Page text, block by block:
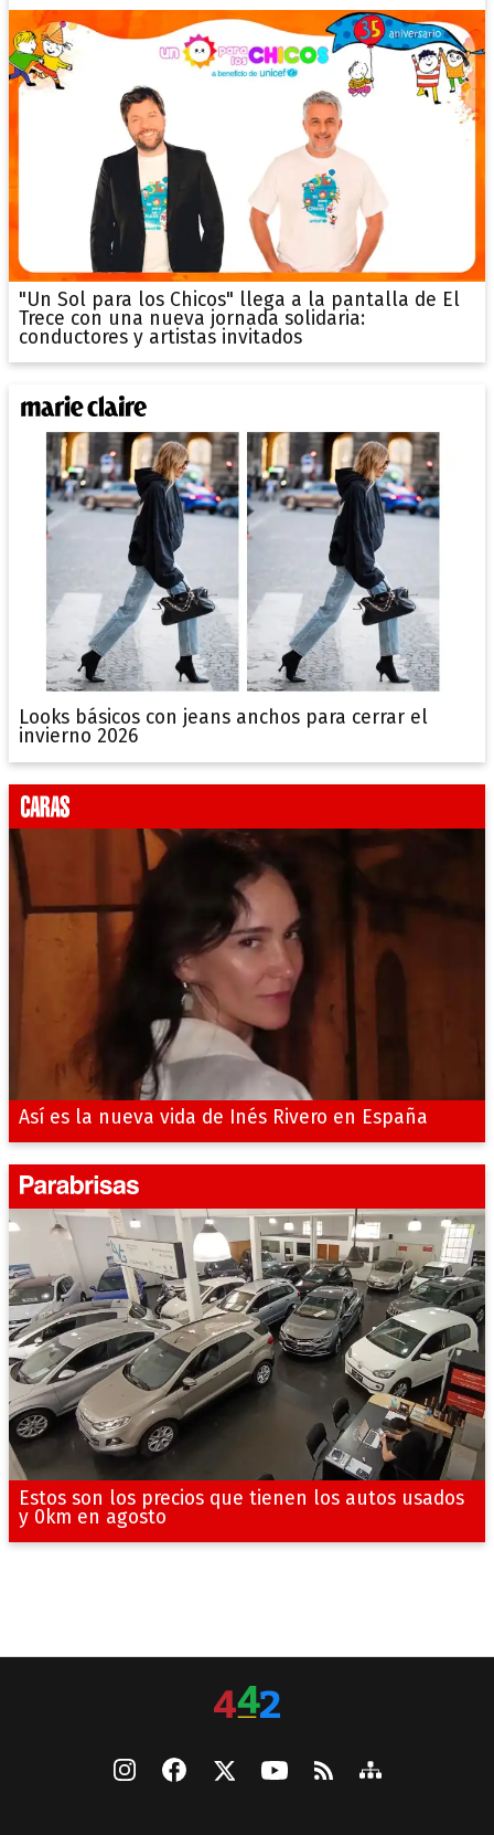
"Un Sol para los Chicos" llega a la pantalla de El
Trece con una nueva jornada solidaria:
conductores y artistas invitados
Looks básicos con jeans anchos para cerrar el
invierno 2026
Así es la nueva vida de Inés Rivero en España
Estos son los precios que tienen los autos usados
y 0km en agosto